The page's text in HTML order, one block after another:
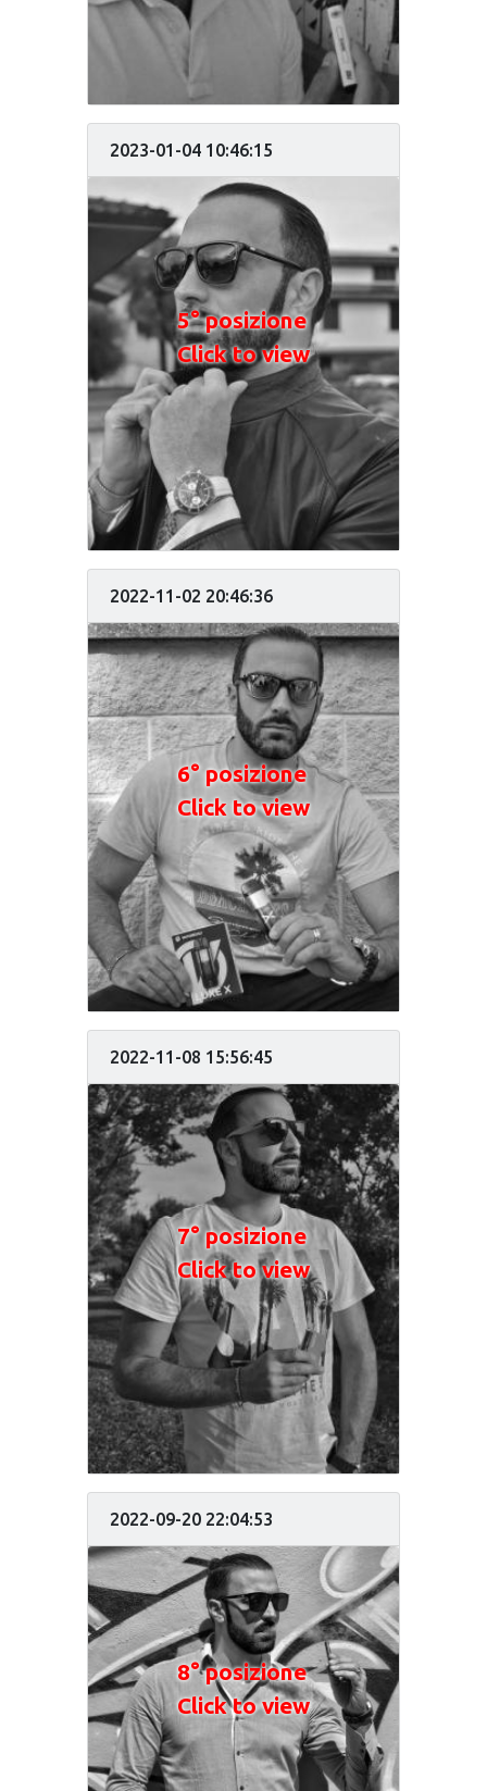
2023-01-04 10:46:15
5° posizione
Click to view
2022-11-02 20:46:36
6° posizione
Click to view
2022-11-08 15:56:45
7° posizione
Click to view
2022-09-20 22:04:53
8° posizione
Click to view